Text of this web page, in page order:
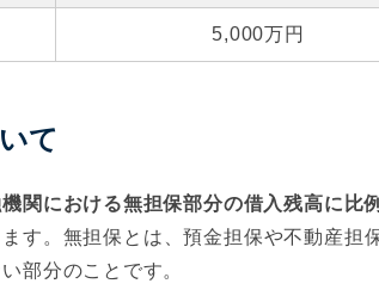
5,000万円
て
関における無担保部分の借入残高に比
ます。無担保とは、預金担保や不動産担
部分のことです。